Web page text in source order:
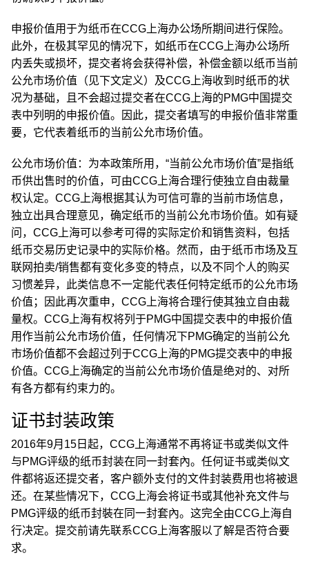
申报价值用于为纸币在CCG上海办公场所期间进行保险。
此外，在极其罕见的情况下，如纸币在CCG上海办公场所
内丢失或损坏，提交者将会获得补偿，补偿金额以纸币当前
公允市场价值（见下文定义）及CCG上海收到时纸币的状
况为基础，且不会超过提交者在CCG上海的PMG中国提交
表中列明的申报价值。因此，提交者填写的申报价值非常重
要，它代表着纸币的当前公允市场价值。
公允市场价值：为本政策所用，“当前公允市场价值”是指纸
币供出售时的价值，可由CCG上海合理行使独立自由裁量
权认定。CCG上海根据其认为可信可靠的当前市场信息，
独立出具合理意见，确定纸币的当前公允市场价值。如有疑
问，CCG上海可以参考可得的实际定价和销售资料，包括
纸币交易历史记录中的实际价格。然而，由于纸币市场及互
联网拍卖/销售都有变化多变的特点，以及不同个人的购买
习惯差异，此类信息不一定能代表任何特定纸币的公允市场
价值；因此再次重申，CCG上海将合理行使其独立自由裁
量权。CCG上海有权将列于PMG中国提交表中的申报价值
用作当前公允市场价值，任何情况下PMG确定的当前公允
市场价值都不会超过列于CCG上海的PMG提交表中的申报
价值。CCG上海确定的当前公允市场价值是绝对的、对所
有各方都有约束力的。
证书封装政策
2016年9月15日起，CCG上海通常不再将证书或类似文件
与PMG评级的纸币封装在同一封套內。任何证书或类似文
件都将返还提交者，客户额外支付的文件封装费用也将被退
还。在某些情况下，CCG上海会将证书或其他补充文件与
PMG评级的纸币封裝在同一封套內。这完全由CCG上海自
行决定。提交前请先联系CCG上海客服以了解是否符合要
求。